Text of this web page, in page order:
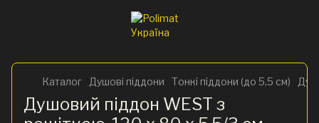
Каталог Душові піддони Тонкі піддони (до 5,5 см)
Душовий піддон WEST з